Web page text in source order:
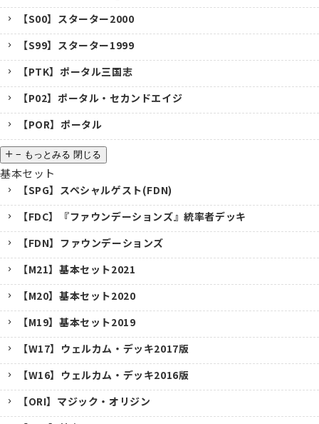
【S00】スターター2000
【S99】スターター1999
【PTK】ポータル三国志
【P02】ポータル・セカンドエイジ
【POR】ポータル
− もっとみる 閉じる
基本セット
【SPG】スペシャルゲスト(FDN)
【FDC】『ファウンデーションズ』統率者デッキ
【FDN】ファウンデーションズ
【M21】基本セット2021
【M20】基本セット2020
【M19】基本セット2019
【W17】ウェルカム・デッキ2017版
【W16】ウェルカム・デッキ2016版
【ORI】マジック・オリジン